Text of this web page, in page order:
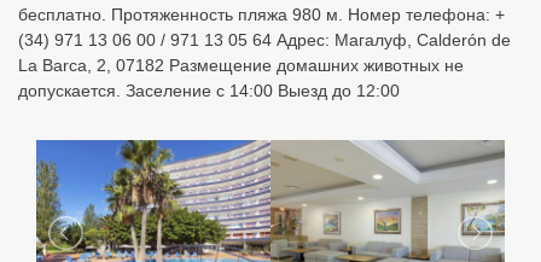
бесплатно. Протяженность пляжа 980 м. Номер телефона: +
(34) 971 13 06 00 / 971 13 05 64 Адрес: Магалуф, Calderón de
La Barca, 2, 07182 Размещение домашних животных не
допускается. Заселение с 14:00 Выезд до 12:00